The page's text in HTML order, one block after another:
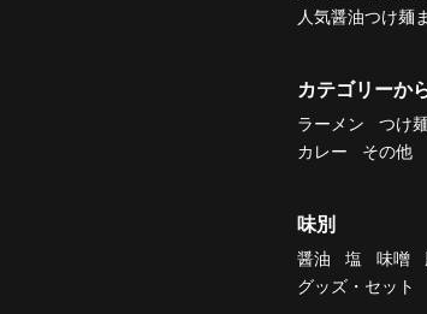
人気醤油つけ麺
カテゴリーか
ラーメン つけ
カレー
その他
味別
醤油 塩 味噌
グッズ・セット